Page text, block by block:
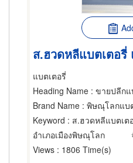
แบตเตอรี่
Heading Name : ขายปลีกแบตเต
Brand Name : พิษณุโลกแบ
Keyword : ส.ฮวดหลีแบตเต
อำเภอเมืองพิษณุโลก
Views : 1806 Time(s)